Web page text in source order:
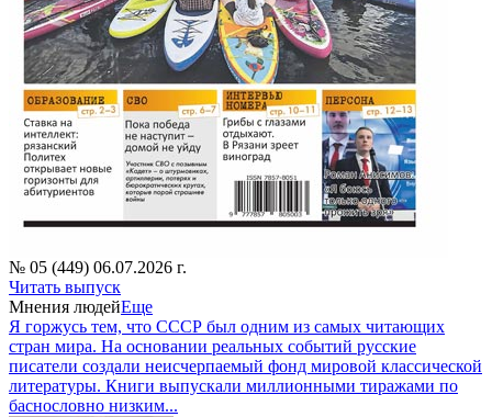
№ 05 (449) 06.07.2026 г.
Читать выпуск
Мнения людейЕще
Я горжусь тем, что СССР был одним из самых читающих
стран мира. На основании реальных событий русские
писатели создали неисчерпаемый фонд мировой классической
литературы. Книги выпускали миллионными тиражами по
баснословно низким...